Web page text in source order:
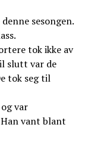
sesongen.
tok ikke av
slutt var de
tok seg til
var
vant blant